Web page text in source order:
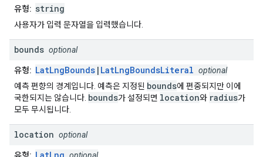
유형: string
사용자가 입력 문자열을 입력했습니다.
bounds optional
유형: LatLngBounds | LatLngBoundsLiteral optional
예측 편향의 경계입니다. 예측은 지정된 bounds에 편중되지만 이에
국한되지는 않습니다. bounds가 설정되면 location와 radius가
모두 무시됩니다.
location optional